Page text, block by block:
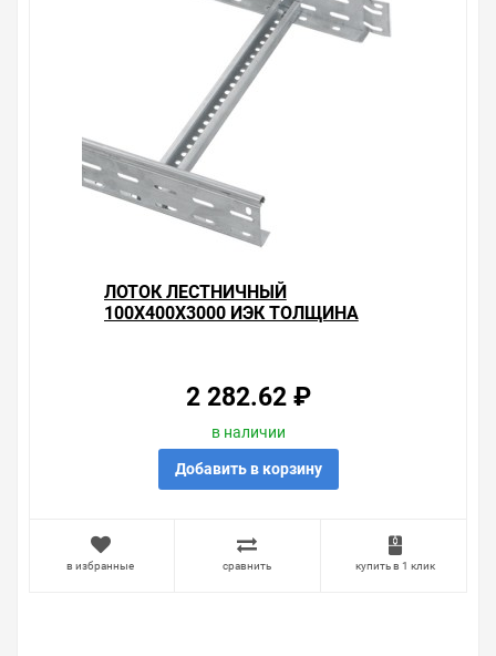
ЛОТОК ЛЕСТНИЧНЫЙ
100Х400Х3000 ИЭК ТОЛЩИНА
2 282.62 ₽
в наличии
Добавить в корзину
в избранные сравнить купить в 1 клик